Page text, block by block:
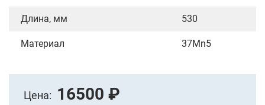
Длина, мм 530
Материал 37Mn5
Цена: 16500 ₽